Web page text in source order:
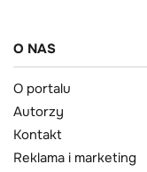
O NAS
O portalu
Autorzy
Kontakt
Reklama i marketing